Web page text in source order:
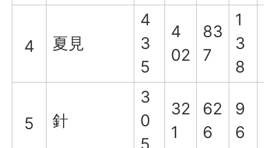
4 夏見
4
3
5
4
02
83
7
1
3
8
5 針
3
0
5
32
1
62
6
9
6